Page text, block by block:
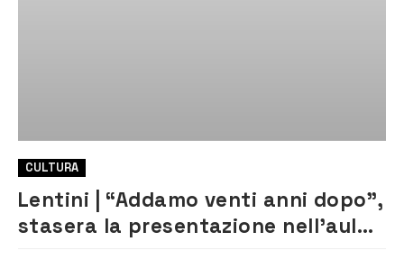
CULTURA
Lentini | “Addamo venti anni dopo”,
stasera la presentazione nell’aula